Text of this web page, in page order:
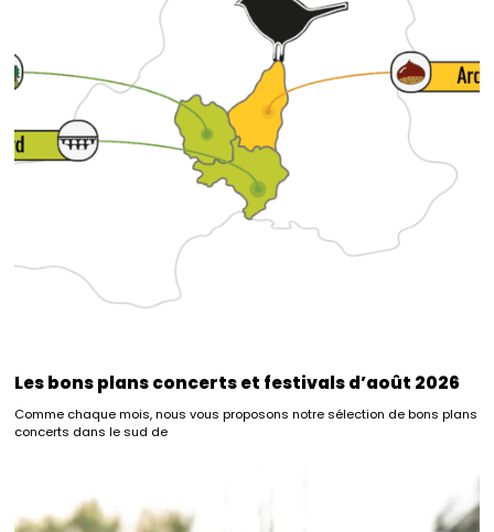
Les bons plans concerts et festivals d’août 2026
Comme chaque mois, nous vous proposons notre sélection de bons plans
concerts dans le sud de